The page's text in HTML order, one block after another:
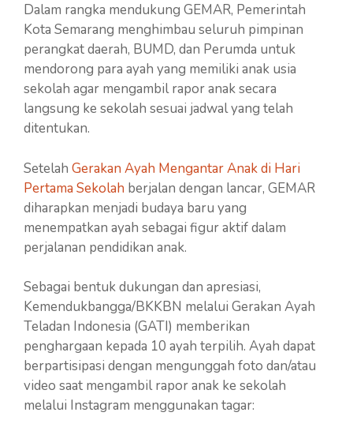
Dalam rangka mendukung GEMAR, Pemerintah
Kota Semarang menghimbau seluruh pimpinan
perangkat daerah, BUMD, dan Perumda untuk
mendorong para ayah yang memiliki anak usia
sekolah agar mengambil rapor anak secara
langsung ke sekolah sesuai jadwal yang telah
ditentukan.
Setelah Gerakan Ayah Mengantar Anak di Hari
Pertama Sekolah berjalan dengan lancar, GEMAR
diharapkan menjadi budaya baru yang
menempatkan ayah sebagai figur aktif dalam
perjalanan pendidikan anak.
Sebagai bentuk dukungan dan apresiasi,
Kemendukbangga/BKKBN melalui Gerakan Ayah
Teladan Indonesia (GATI) memberikan
penghargaan kepada 10 ayah terpilih. Ayah dapat
berpartisipasi dengan mengunggah foto dan/atau
video saat mengambil rapor anak ke sekolah
melalui Instagram menggunakan tagar: